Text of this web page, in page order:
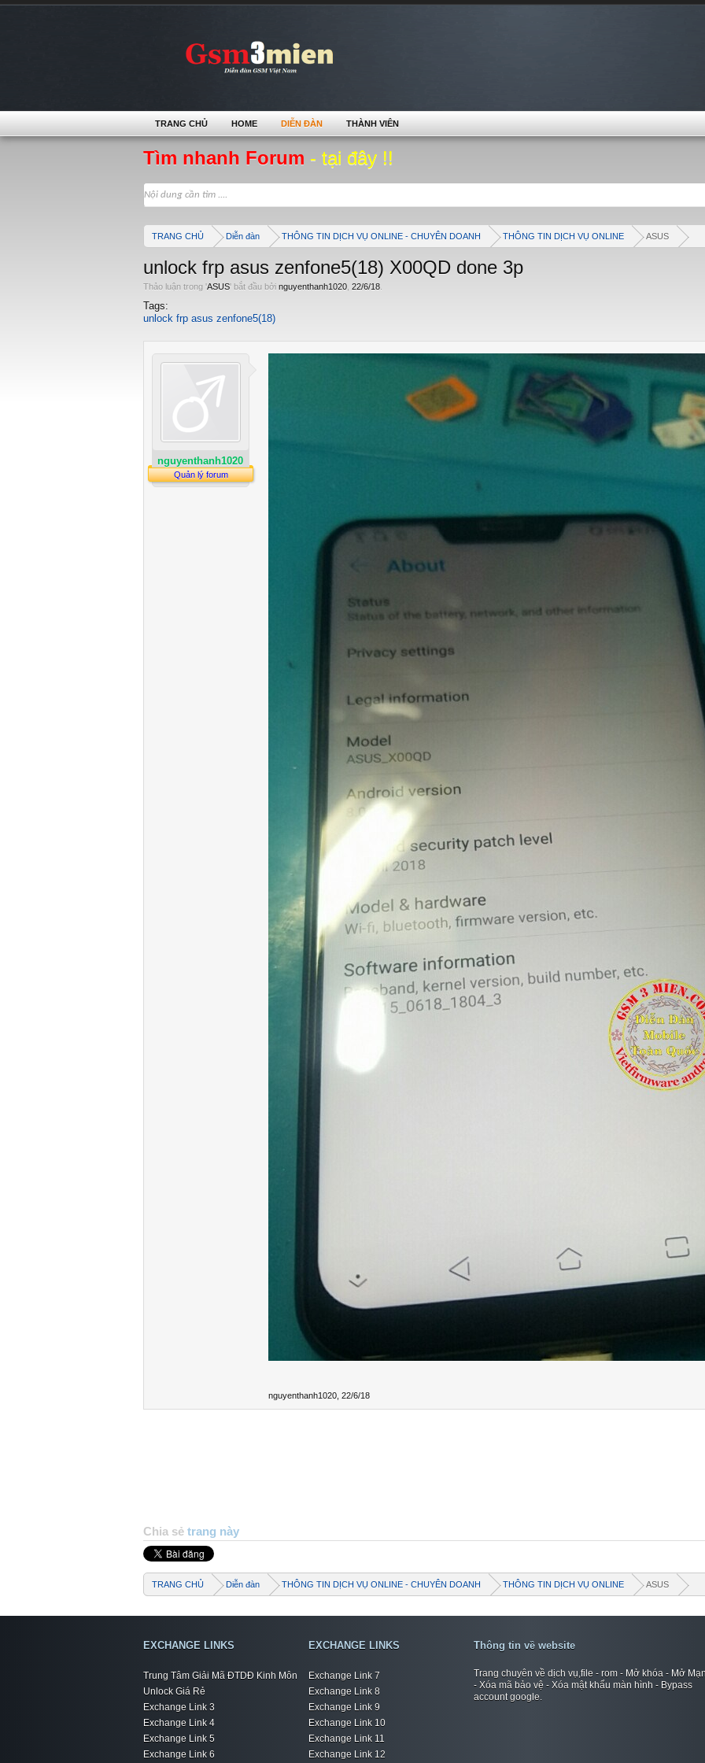
Tìm nhanh Forum - tại đây !!
TRANG CHỦ Diễn đàn THÔNG TIN DỊCH VỤ ONLINE - CHUYÊN DOANH THÔNG TIN DỊCH VỤ ONLINE ASUS
unlock frp asus zenfone5(18) X00QD done 3p
Thảo luận trong 'ASUS' bắt đầu bởi nguyenthanh1020 22/6/18
Tags:
unlock frp asus zenfone5(18)
nguyenthanh1020
Quản lý forum
nguyenthanh1020 22/6/18
Chia sẻ trang này
TRANG CHỦ Diễn đàn THÔNG TIN DỊCH VỤ ONLINE - CHUYÊN DOANH THÔNG TIN DỊCH VỤ ONLINE ASUS
TRANG CHỦ HOME DIỄN ĐÀN THÀNH VIÊN
EXCHANGE LINKS
Trung Tâm Giải Mã ĐTDĐ Kinh Môn
Unlock Giá Rẻ
Exchange Link 3
Exchange Link 4
Exchange Link 5
Exchange Link 6
EXCHANGE LINKS
Exchange Link 7
Exchange Link 8
Exchange Link 9
Exchange Link 10
Exchange Link 11
Exchange Link 12
Thông tin về website
Trang chuyên về dịch vụ,file - rom - Mở khóa - Mở
- Xóa mã bảo vệ - Xóa mật khẩu màn hình - Bypass
account google.